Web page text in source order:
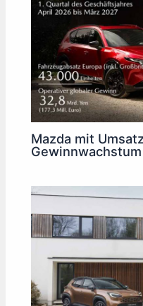
Mazda mit